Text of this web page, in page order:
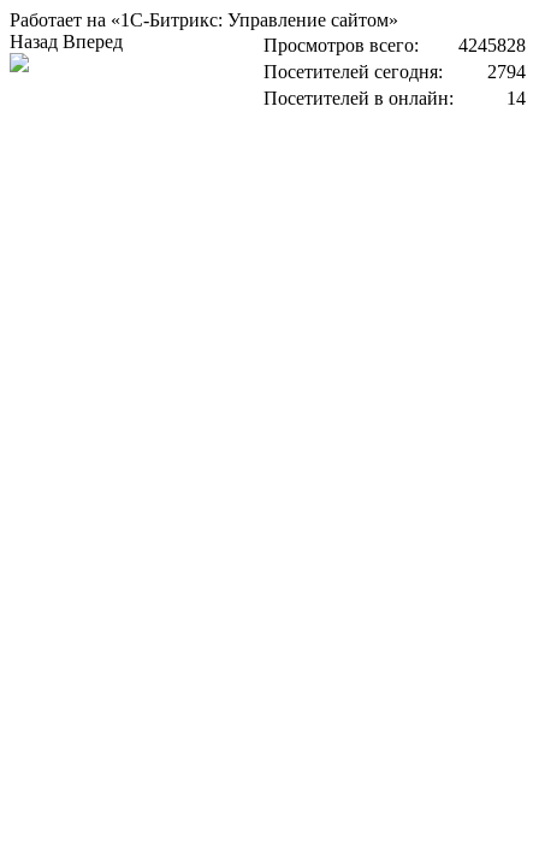
Работает на «1С-Битрикс: Управление сайтом»
Просмотров всего:
4245828
Посетителей сегодня:
2794
Посетителей в онлайн:
14
Назад Вперед